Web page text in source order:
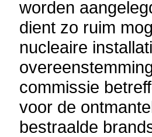
worden
dient zo ruim
nucleaire
commissie
voor de
bestraalde